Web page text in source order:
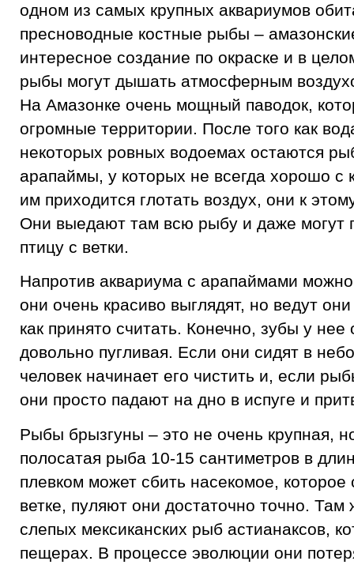
одном из самых крупных аквариумов
пресноводные костные рыбы –
интересное создание по окраске и в
рыбы могут дышать атмосферным
На Амазонке очень мощный паводок,
огромные территории. После того как
некоторых ровных водоемах остаются
арапаймы, у которых не всегда хорошо с
им приходится глотать воздух, они к
Они выедают там всю рыбу и даже могут
птицу с ветки.
Напротив аквариума с арапаймами
они очень красиво выглядят, но ведут
как принято считать. Конечно, зубы у
довольно пугливая. Если они сидят в
человек начинает его чистить и, если
они просто падают на дно в испуге и
Рыбы брызгуны – это не очень крупная,
полосатая рыба 10-15 сантиметров в
плевком может сбить насекомое, которое
ветке, пуляют они достаточно точно.
слепых мексиканских рыб астианаксов,
пещерах. В процессе эволюции они